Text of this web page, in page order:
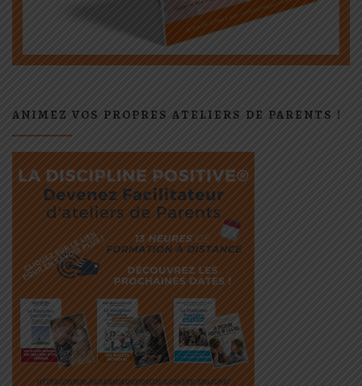
ANIMEZ VOS PROPRES ATELIERS DE PARENTS !